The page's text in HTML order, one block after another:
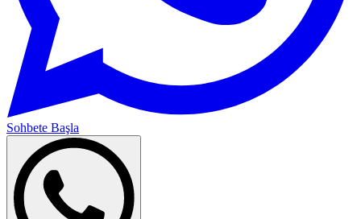
Sohbete Başla